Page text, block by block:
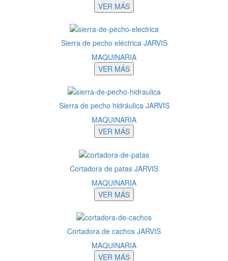
VER MÁS
Sierra de pecho eléctrica JARVIS
MAQUINARIA
VER MÁS
Sierra de pecho hidráulica JARVIS
MAQUINARIA
VER MÁS
Cortadora de patas JARVIS
MAQUINARIA
VER MÁS
Cortadora de cachos JARVIS
MAQUINARIA
VER MÁS